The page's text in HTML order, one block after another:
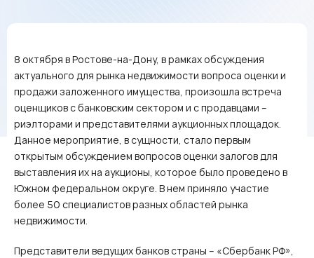
8 октября в Ростове-на-Дону, в рамках обсуждения
актуального для рынка недвижимости вопроса оценки и
продажи заложенного имущества, произошла встреча
оценщиков с банковским сектором и с продавцами –
риэлторами и представителями аукционных площадок.
Данное мероприятие, в сущности, стало первым
открытым обсуждением вопросов оценки залогов для
выставления их на аукционы, которое было проведено в
Южном федеральном округе. В нем приняло участие
более 50 специалистов разных областей рынка
недвижимости.
Представители ведущих банков страны – «Сбербанк РФ»,